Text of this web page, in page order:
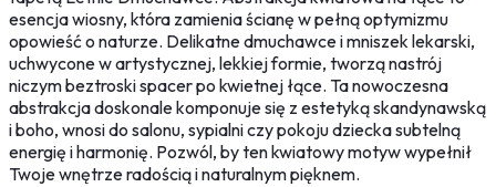
esencja wiosny, która zamienia ścianę w pełną optymizmu
opowieść o naturze. Delikatne dmuchawce i mniszek lekarski,
uchwycone w artystycznej, lekkiej formie, tworzą nastrój
niczym beztroski spacer po kwietnej łące. Ta nowoczesna
abstrakcja doskonale komponuje się z estetyką skandynawską
i boho, wnosi do salonu, sypialni czy pokoju dziecka subtelną
energię i harmonię. Pozwól, by ten kwiatowy motyw wypełnił
Twoje wnętrze radością i naturalnym pięknem.